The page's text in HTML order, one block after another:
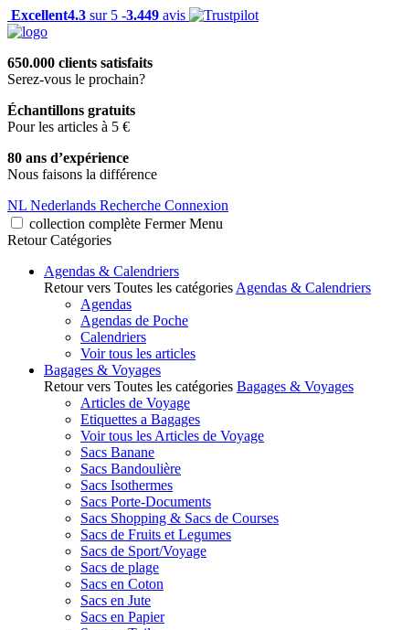
Excellent4.3 sur 5 -3.449 avis
650.000 clients satisfaits
Serez-vous le prochain?
Échantillons gratuits
Pour les articles à 5 €
80 ans d’expérience
Nous faisons la différence
NL Nederlands Recherche Connexion
collection complète Fermer Menu
Retour Catégories
Agendas & Calendriers
Retour vers Toutes les catégories Agendas & Calendriers
Agendas
Agendas de Poche
Calendriers
Voir tous les articles
Bagages & Voyages
Retour vers Toutes les catégories Bagages & Voyages
Articles de Voyage
Etiquettes a Bagages
Voir tous les Articles de Voyage
Sacs Banane
Sacs Bandoulière
Sacs Isothermes
Sacs Porte-Documents
Sacs Shopping & Sacs de Courses
Sacs de Fruits et Legumes
Sacs de Sport/Voyage
Sacs de plage
Sacs en Coton
Sacs en Jute
Sacs en Papier